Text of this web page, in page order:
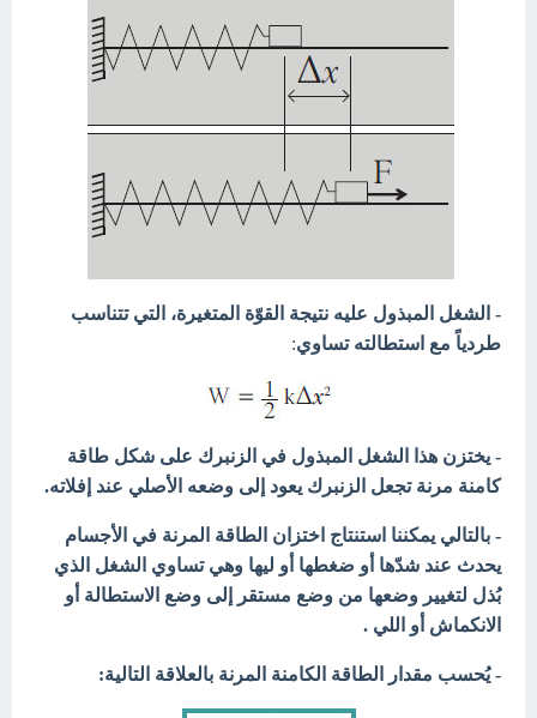
- الشغل المبذول عليه نتيجة القوّة المتغيرة، التي تتناسب
طردياً مع استطالته تساوي:
- يختزن هذا الشغل المبذول في الزنبرك على شكل طاقة
كامنة مرنة تجعل الزنبرك يعود إلى وضعه الأصلي عند إفلاته.
- بالتالي يمكننا استنتاج اختزان الطاقة المرنة في الأجسام
يحدث عند شدّها أو ضغطها أو ليها وهي تساوي الشغل الذي
بُذل لتغيير وضعها من وضع مستقر إلى وضع الاستطالة أو
الانكماش أو اللي .
- يُحسب مقدار الطاقة الكامنة المرنة بالعلاقة التالية: